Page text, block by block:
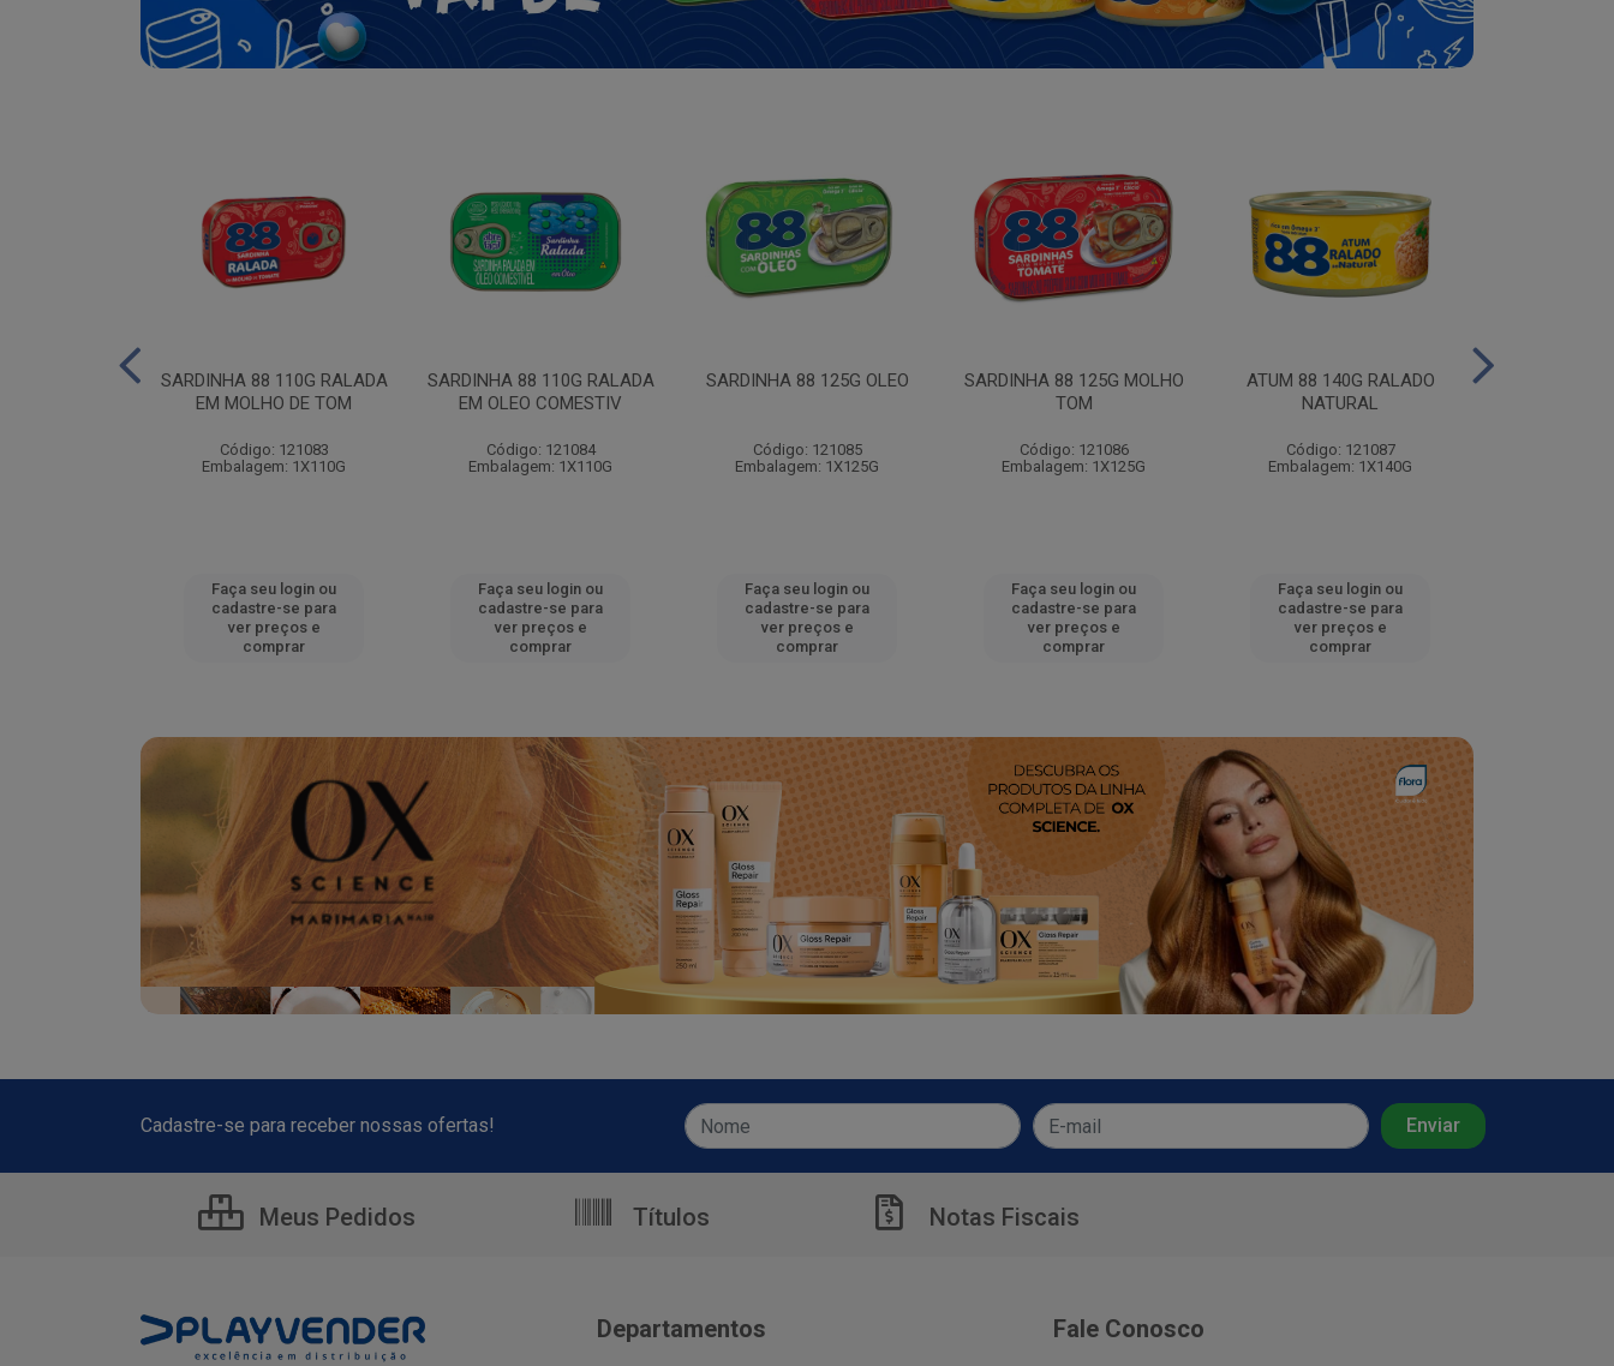
SARDINHA 88 110G RALADA
EM MOLHO DE TOM
Código: 121083
Embalagem: 1X110G
Faça seu login ou
cadastre-se para
ver preços e
comprar
SARDINHA 88 110G RALADA
EM OLEO COMESTIV
Código: 121084
Embalagem: 1X110G
Faça seu login ou
cadastre-se para
ver preços e
comprar
SARDINHA 88 125G OLEO
Código: 121085
Embalagem: 1X125G
Faça seu login ou
cadastre-se para
ver preços e
comprar
SARDINHA 88 125G MOLHO
TOM
Código: 121086
Embalagem: 1X125G
Faça seu login ou
cadastre-se para
ver preços e
comprar
ATUM 88 140G RALADO
NATURAL
Código: 121087
Embalagem: 1X140G
Faça seu login ou
cadastre-se para
ver preços e
comprar
Cadastre-se para receber nossas ofertas!
Meus Pedidos Títulos Notas Fiscais
Departamentos Fale Conosco